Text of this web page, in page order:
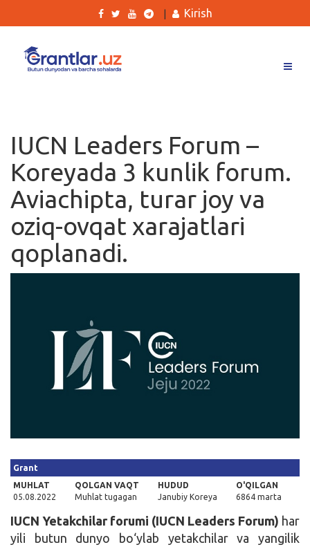
Ishlar
Kurslar
Blog
Yana
Kirish
IUCN Leaders Forum –
Koreyada 3 kunlik forum.
Aviachipta, turar joy va
oziq-ovqat xarajatlari
qoplanadi.
Grant
MUHLAT
05.08.2022
QOLGAN VAQT
Muhlat tugagan
HUDUD
Janubiy Koreya
O'QILGAN
6864 marta
IUCN Yetakchilar forumi (IUCN Leaders Forum) har
yili butun dunyo bo‘ylab yetakchilar va yangilik